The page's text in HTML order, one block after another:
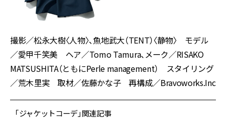
撮影／松永大樹〈人物〉、魚地武大（TENT）〈静物〉 モデル
／愛甲千笑美 ヘア／Tomo Tamura、メーク／RISAKO
MATSUSHITA（ともにPerle management） スタイリング
／荒木里実 取材／佐藤かな子 再構成／Bravoworks.Inc
「ジャケットコーデ」関連記事